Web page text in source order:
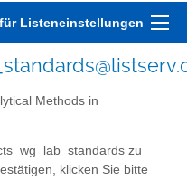
Listeneinstellungen
Methods in
zu
klicken Sie bitte